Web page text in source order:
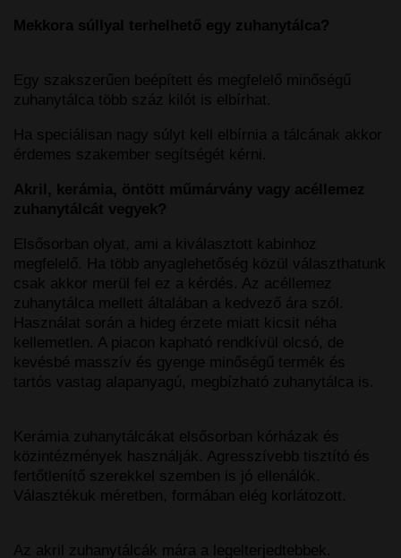
Mekkora súllyal terhelhető egy zuhanytálca?
Egy szakszerűen beépített és megfelelő minőségű
zuhanytálca több száz kilót is elbírhat.
Ha speciálisan nagy súlyt kell elbírnia a tálcának akkor
érdemes szakember segítségét kérni.
Akril, kerámia, öntött műmárvány vagy acéllemez
zuhanytálcát vegyek?
Elsősorban olyat, ami a kiválasztott kabinhoz
megfelelő. Ha több anyaglehetőség közül választhatunk
csak akkor merül fel ez a kérdés. Az acéllemez
zuhanytálca mellett általában a kedvező ára szól.
Használat során a hideg érzete miatt kicsit néha
kellemetlen. A piacon kapható rendkívül olcsó, de
kevésbé masszív és gyenge minőségű termék és
tartós vastag alapanyagú, megbízható zuhanytálca is.
Kerámia zuhanytálcákat elsősorban kórházak és
közintézmények használják. Agresszívebb tisztító és
fertőtlenítő szerekkel szemben is jó ellenálók.
Választékuk méretben, formában elég korlátozott.
Az akril zuhanytálcák mára a legelterjedtebbek.